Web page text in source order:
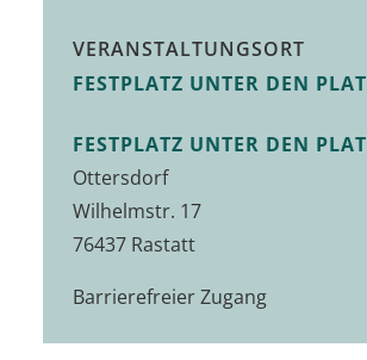
VERANSTALTUNGSORT
FESTPLATZ UNTER DEN
FESTPLATZ UNTER DEN
Ottersdorf
Wilhelmstr. 17
76437 Rastatt
Barrierefreier Zugang